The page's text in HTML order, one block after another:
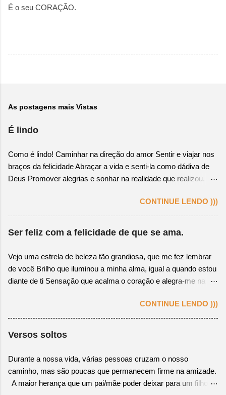
É o seu CORAÇÃO.
As postagens mais Vistas
É lindo
Como é lindo! Caminhar na direção do amor Sentir e viajar nos
braços da felicidade Abraçar a vida e senti-la como dádiva de
Deus Promover alegrias e sonhar na realidade que realizou.
pular, criar, gritar e viver apaixonadamente Perceber na alma
gêmea a felicidade apaixonante Manter o coração encaminhado
na verdade. Ter conhecimento que leve ao mar da sabedoria
Possuir atitude que se revele na verdadeira essência Respeitar
como fonte e fortaleza de gesto de alegria.
CONTINUE LENDO )))
Ser feliz com a felicidade de que se ama.
Vejo uma estrela de beleza tão grandiosa, que me fez lembrar
de você Brilho que iluminou a minha alma, igual a quando estou
diante de ti Sensação que acalma o coração e alegra-me na
começo a te sentir. Acordo feliz! Percebo o tempo passar com
a calma do amor Logo, anoitece em minha esperança a certeza
de te ver Olha para o céu, lembro de você, pois já me
esplendor Na impossibilidade de ti ter, consolo-me em ver-te
feliz Ah! Como sou feliz com tua felicidade e teu amor Que seja
feliz, mesmo que não seja da forma que eu sempre quis.
CONTINUE LENDO )))
Versos soltos
Durante a nossa vida, várias pessoas cruzam o nosso
caminho, mas são poucas que permanecem firme na amizade.
A maior herança que um pai/mãe poder deixar para um filho, é